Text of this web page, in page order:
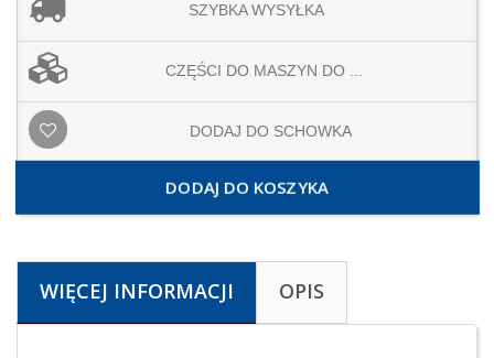
SZYBKA WYSYŁKA
CZĘŚCI DO MASZYN DO ...
DODAJ DO SCHOWKA
DODAJ DO KOSZYKA
WIĘCEJ INFORMACJI OPIS